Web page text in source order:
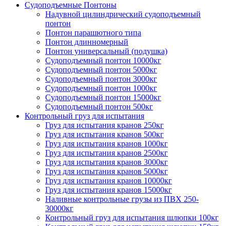
Судоподъемные Понтоны
Надувной цилиндрический судоподъемный
понтон
Понтон парашютного типа
Понтон длинномерный
Понтон универсальный (подушка)
Судоподъемный понтон 10000кг
Судоподъемный понтон 5000кг
Судоподъемный понтон 3000кг
Судоподъемный понтон 1000кг
Судоподъемный понтон 15000кг
Судоподъемный понтон 500кг
Контрольный груз для испытания
Груз для испытания кранов 250кг
Груз для испытания кранов 500кг
Груз для испытания кранов 1000кг
Груз для испытания кранов 2500кг
Груз для испытания кранов 3000кг
Груз для испытания кранов 5000кг
Груз для испытания кранов 10000кг
Груз для испытания кранов 15000кг
Наливные контрольные грузы из ПВХ 250-
30000кг
Контрольный груз для испытания шлюпки 100кг